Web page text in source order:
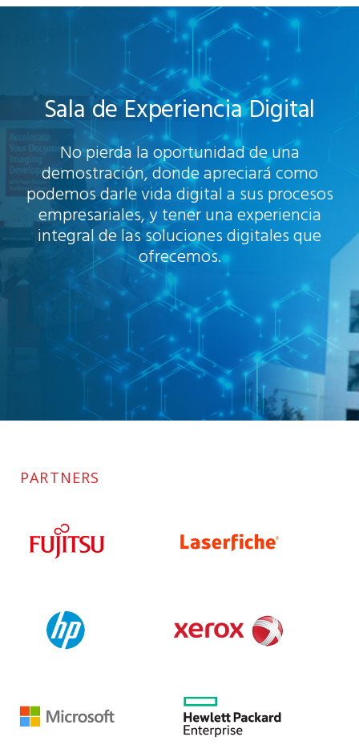
Sala de Experiencia Digital
No pierda la oportunidad de una
demostración, donde apreciará como
podemos darle vida digital a sus procesos
empresariales, y tener una experiencia
integral de las soluciones digitales que
ofrecemos.
HACER UNA CITA
PARTNERS